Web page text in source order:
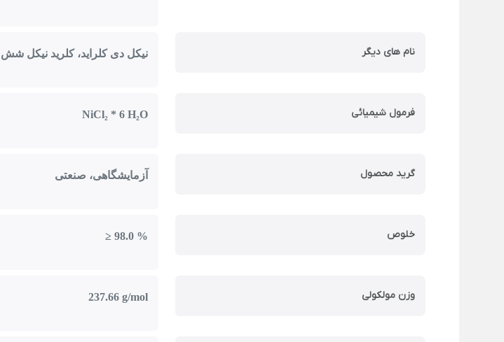
نام های دیگر نیکل دی کلراید، کلرید نیکل شش
فرمول شیمیائی NiCl₂ * 6 H₂O
گرید محصول آزمایشگاهی، صنعتی
خلوص ≥ 98.0 %
وزن مولکولی 237.66 g/mol